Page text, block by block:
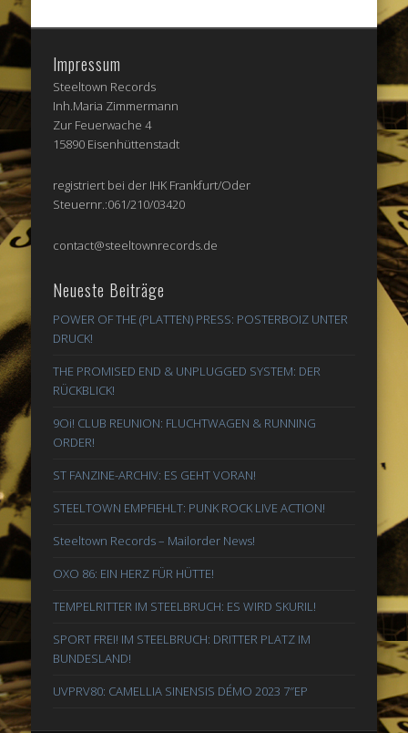
Impressum
Steeltown Records
Inh.Maria Zimmermann
Zur Feuerwache 4
15890 Eisenhüttenstadt
registriert bei der IHK Frankfurt/Oder
Steuernr.:061/210/03420
contact@steeltownrecords.de
Neueste Beiträge
POWER OF THE (PLATTEN) PRESS: POSTERBOIZ UNTER
DRUCK!
THE PROMISED END & UNPLUGGED SYSTEM: DER
RÜCKBLICK!
9Oi! CLUB REUNION: FLUCHTWAGEN & RUNNING
ORDER!
ST FANZINE-ARCHIV: ES GEHT VORAN!
STEELTOWN EMPFIEHLT: PUNK ROCK LIVE ACTION!
Steeltown Records – Mailorder News!
OXO 86: EIN HERZ FÜR HÜTTE!
TEMPELRITTER IM STEELBRUCH: ES WIRD SKURIL!
SPORT FREI! IM STEELBRUCH: DRITTER PLATZ IM
BUNDESLAND!
UVPRV80: CAMELLIA SINENSIS DÉMO 2023 7″EP